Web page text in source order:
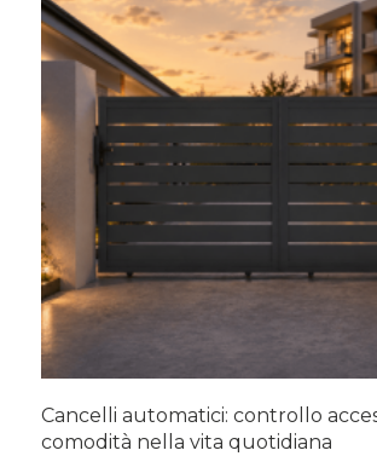
Cancelli automatici: controllo
comodità nella vita quotidiana